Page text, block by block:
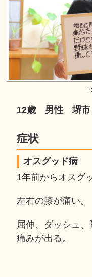
12歳 男性 堺
症状
オスグッド病
1年前からオスグ
左右の膝が痛い。
屈伸、ダッシュ
痛みが出る。